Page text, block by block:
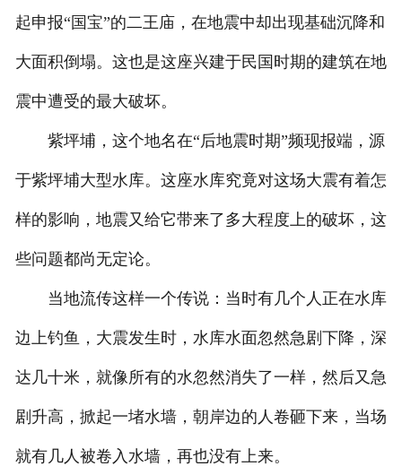
起申报“国宝”的二王庙，在地震中却出现基础沉降和
大面积倒塌。这也是这座兴建于民国时期的建筑在地
震中遭受的最大破坏。
紫坪埔，这个地名在“后地震时期”频现报端，源
于紫坪埔大型水库。这座水库究竟对这场大震有着怎
样的影响，地震又给它带来了多大程度上的破坏，这
些问题都尚无定论。
当地流传这样一个传说：当时有几个人正在水库
边上钓鱼，大震发生时，水库水面忽然急剧下降，深
达几十米，就像所有的水忽然消失了一样，然后又急
剧升高，掀起一堵水墙，朝岸边的人卷砸下来，当场
就有几人被卷入水墙，再也没有上来。